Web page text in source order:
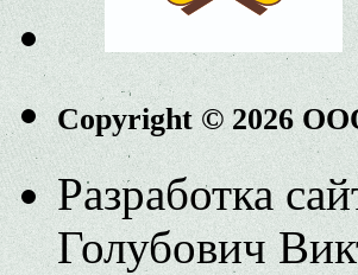
Copyright © 2026
Разработка
Голубович